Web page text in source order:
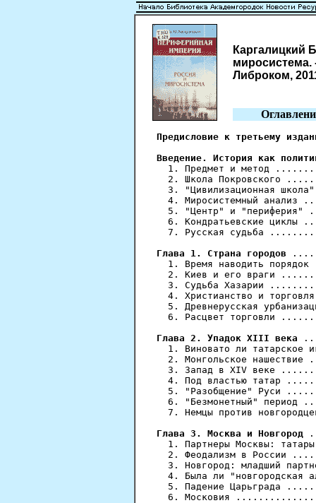
Каргалицкий
миросистема.
Либроком,
Предисловие к третьему
Введение. История как
1. Предмет и метод
2. Школа Покровского
3. "Цивилизационная
4. Миросистемный анализ
5. "Центр" и "периферия"
6. Кондратьевские циклы
7. Русская судьба
Глава 1. Страна городов
1. Время наводить порядок
2. Киев и его враги
3. Судьба Хазарии
4. Христианство и
5. Древнерусская
6. Расцвет торговли
Глава 2. Упадок XIII века
1. Виновато ли татарское
2. Монгольское нашествие
3. Запад в XIV веке
4. Под властью татар
5. "Разобщение" Руси
6. "Безмонетный" период
7. Немцы против
Глава 3. Москва и Новгород
1. Партнеры Москвы:
2. Феодализм в России
3. Новгород: младший
4. Была ли "новгородская
5. Падение Царьграда
6. Московия